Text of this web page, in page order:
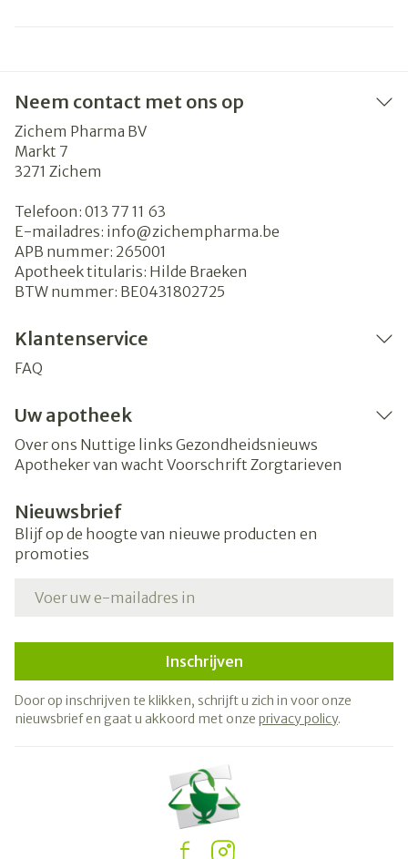
Neem contact met ons op
Zichem Pharma BV
Markt 7
3271 Zichem
Telefoon: 013 77 11 63
E-mailadres: info@zichempharma.be
APB nummer: 265001
Apotheek titularis: Hilde Braeken
BTW nummer: BE0431802725
Klantenservice
FAQ
Uw apotheek
Over ons Nuttige links Gezondheidsnieuws
Apotheker van wacht Voorschrift Zorgtarieven
Nieuwsbrief
Blijf op de hoogte van nieuwe producten en
promoties
Inschrijven
Door op inschrijven te klikken, schrijft u zich in voor onze
nieuwsbrief en gaat u akkoord met onze privacy policy.